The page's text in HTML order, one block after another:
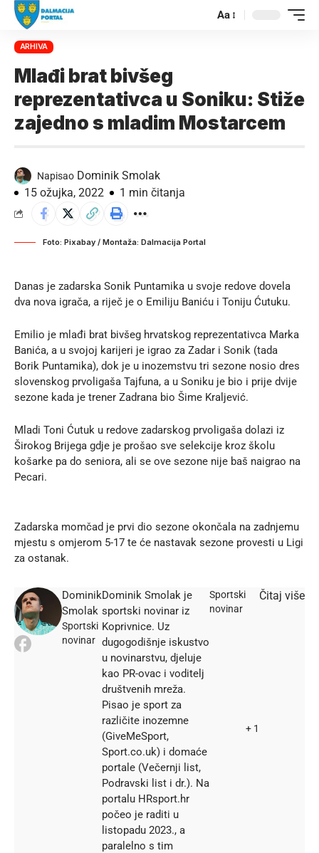
Aa
ARHIVA
Mlađi brat bivšeg
reprezentativca u Soniku: Stiže
zajedno s mladim Mostarcem
Napisao Dominik Smolak
15 ožujka, 2022
1 min čitanja
Foto: Pixabay / Montaža: Dalmacija Portal
Danas je zadarska Sonik Puntamika u svoje redove dovela
dva nova igrača, a riječ je o Emiliju Baniću i Toniju Ćutuku.
Emilio je mlađi brat bivšeg hrvatskog reprezentativca Marka
Banića, a u svojoj karijeri je igrao za Zadar i Sonik (tada
Borik Puntamika), dok je u inozemstvu tri sezone nosio dres
slovenskog prvoligaša Tajfuna, a u Soniku je bio i prije dvije
sezone kada je trener Zadrana bio Šime Kraljević.
Mladi Toni Ćutuk u redove zadarskog prvoligaša dolazi iz
Širokog Brijega gdje je prošao sve selekcije kroz školu
košarke pa do seniora, ali se ove sezone nije baš naigrao na
Pecari.
Zadarska momčad je prvi dio sezone okončala na zadnjemu
mjestu s omjerom 5-17 te će nastavak sezone provesti u Ligi
za ostanak.
Dominik
Smolak
Sportski
novinar
Dominik Smolak je
sportski novinar iz
Koprivnice. Uz
dugogodišnje iskustvo
u novinarstvu, djeluje
kao PR-ovac i voditelj
društvenih mreža.
Pisao je sport za
različite inozemne
(GiveMeSport,
Sport.co.uk) i domaće
portale (Večernji list,
Podravski list i dr.). Na
portalu HRsport.hr
počeo je raditi u
listopadu 2023., a
paralelno s tim
Sportski
novinar
+ 1
Čitaj više